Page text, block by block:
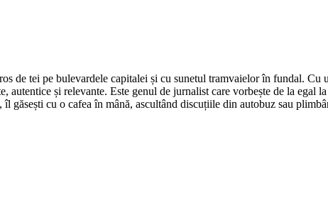
de tei pe bulevardele capitalei și cu sunetul tramvaielor în fundal. Cu
și relevante. Este genul de jurnalist care vorbește de la egal
cu o cafea în mână, ascultând discuțiile din autobuz sau